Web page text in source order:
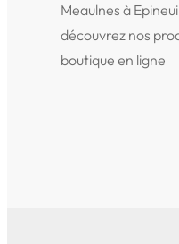
Meaulnes à
découvrez nos
boutique en ligne